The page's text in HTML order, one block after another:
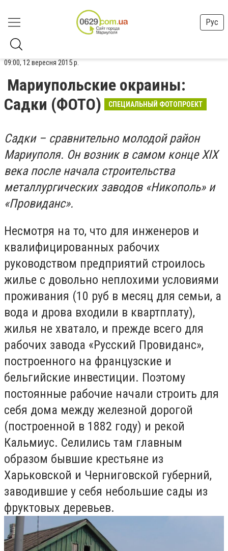
Рус
09:00, 12 вересня 2015 р.
Мариупольские окраины:
Садки (ФОТО)
СПЕЦИАЛЬНЫЙ ФОТОПРОЕКТ
Садки – сравнительно молодой район
Мариуполя. Он возник в самом конце ХІХ
века после начала строительства
металлургических заводов «Никополь» и
«Провиданс».
Несмотря на то, что для инженеров и
квалифицированных рабочих
руководством предприятий строилось
жилье с довольно неплохими условиями
проживания (10 руб в месяц для семьи, а
вода и дрова входили в квартплату),
жилья не хватало, и прежде всего для
рабочих завода «Русский Провиданс»,
построенного на французские и
бельгийские инвестиции. Поэтому
постоянные рабочие начали строить для
себя дома между железной дорогой
(построенной в 1882 году) и рекой
Кальмиус. Селились там главным
образом бывшие крестьяне из
Харьковской и Черниговской губерний,
заводившие у себя небольшие сады из
фруктовых деревьев.